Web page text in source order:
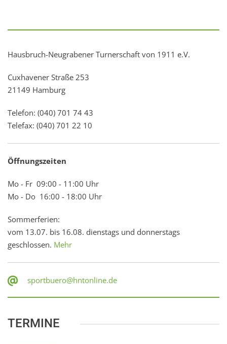
Hausbruch-Neugrabener Turnerschaft von 1911 e.V.
Cuxhavener Straße 253
21149 Hamburg
Telefon: (040) 701 74 43
Telefax: (040) 701 22 10
Öffnungszeiten
Mo - Fr 09:00 - 11:00 Uhr
Mo - Do 16:00 - 18:00 Uhr
Sommerferien:
vom 13.07. bis 16.08. dienstags und donnerstags
geschlossen. Mehr
sportbuero@hntonline.de
TERMINE